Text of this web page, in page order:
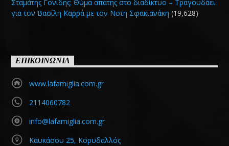
Σταμάτης Γονίδης: Θύμα απάτης στο διαδίκτυο – Τραγουδάει
για τον Βασίλη Καρρά με τον Νοτη Σφακιανάκη (19,628)
ΕΠΙΚΟΙΝΩΝΙΑ
www.lafamiglia.com.gr
2114060782
info@lafamiglia.com.gr
Καυκάσου 25, Κορυδαλλός